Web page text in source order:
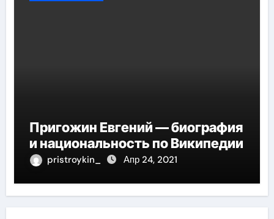
Пригожин Евгений — биография
и национальность по Википедии
pristroykin_ Апр 24, 2021